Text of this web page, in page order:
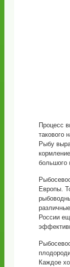
Процесс
такового
Рыбу
большого
Европы.
России
Каждое